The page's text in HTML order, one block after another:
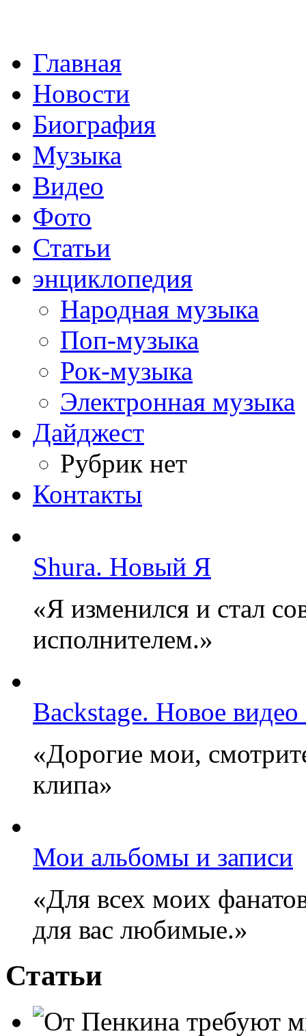
Главная
Новости
Биография
Музыка
Видео
Фото
Статьи
энциклопедия
Народная музыка
Поп-музыка
Рок-музыка
Электронная музыка
Дайджест
Рубрик нет
Контакты
Shura. Новый Я
«Я изменился и стал
исполнителем.»
Backstage. Новое
«Дорогие мои,
клипа»
Мои альбомы и записи
«Для всех моих
для вас любимые.»
Статьи